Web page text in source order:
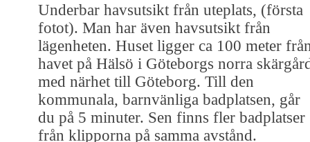
Underbar havsutsikt från uteplats, (första
fotot). Man har även havsutsikt från
lägenheten. Huset ligger ca 100 meter
havet på Hälsö i Göteborgs norra
med närhet till Göteborg. Till den
kommunala, barnvänliga badplatsen, går
du på 5 minuter. Sen finns fler badplatser
från klipporna på samma avstånd.